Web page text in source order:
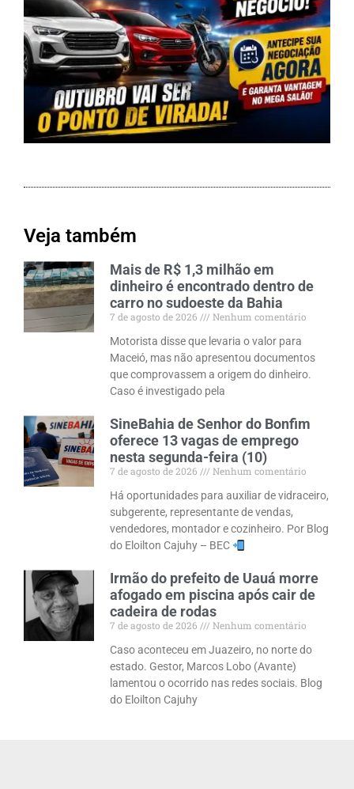
Veja também
Mais de R$ 1,3 milhão em
dinheiro é encontrado dentro de
carro no sudoeste da Bahia
7 de agosto de 2026
Nenhum comentário
Motorista disse que levaria o valor para
Maceió, mas não apresentou documentos
que comprovassem a origem do dinheiro.
Caso é investigado pela
SineBahia de Senhor do Bonfim
oferece 13 vagas de emprego
nesta segunda-feira (10)
7 de agosto de 2026
Nenhum comentário
Há oportunidades para auxiliar de vidraceiro,
subgerente, representante de vendas,
vendedores, montador e cozinheiro. Por Blog
do Eloilton Cajuhy – BEC
Irmão do prefeito de Uauá morre
afogado em piscina após cair de
cadeira de rodas
7 de agosto de 2026
Nenhum comentário
Caso aconteceu em Juazeiro, no norte do
estado. Gestor, Marcos Lobo (Avante)
lamentou o ocorrido nas redes sociais. Blog
do Eloilton Cajuhy